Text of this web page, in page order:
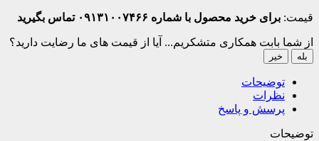
قیمت: برای خرید محصول با شماره ۰۹۱۳۱۰۰۷۴۶۶ تماس بگیرید
از شما بابت همکاری متشکریم... آیا از قیمت های ما رضایت دارید؟
بله خیر
توضیحات
نظرات
پرسش و پاسخ
توضیحات